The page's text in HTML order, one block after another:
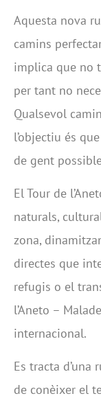
Aquesta nova
camins
implica que no
per tant no
Qualsevol
l’objectiu és
de gent
El Tour de
naturals,
zona,
directes que
refugis o el
l’Aneto –
internacional.
Es tracta
de conèixer el